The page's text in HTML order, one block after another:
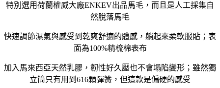
特別選用荷蘭權威大廠ENKEV出品馬毛，而且是人工採集自
然脫落馬毛
快速調節濕氣與感受到乾爽舒適的體感，躺起來柔軟服貼；表
面為100%精梳棉表布
加入馬來西亞天然乳膠，韌性好久壓也不會塌陷變形；雖然獨
立筒只有用到616顆彈簧，但這款是偏硬的感受